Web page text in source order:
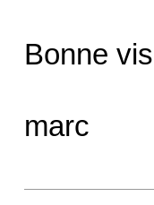
Bonne
marc